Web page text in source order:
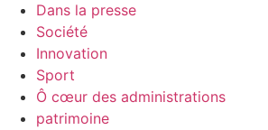
Dans la presse
Société
Innovation
Sport
Ô cœur des administrations
patrimoine